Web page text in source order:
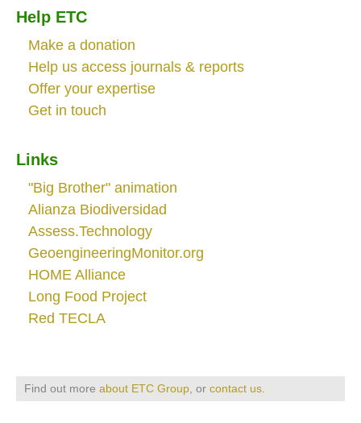
Help ETC
Make a donation
Help us access journals & reports
Offer your expertise
Get in touch
Links
"Big Brother" animation
Alianza Biodiversidad
Assess.Technology
GeoengineeringMonitor.org
HOME Alliance
Long Food Project
Red TECLA
Find out more about ETC Group , or contact us